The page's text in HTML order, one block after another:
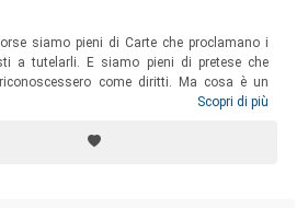
siamo pieni di Carte che proclamano i
a tutelarli. E siamo pieni di pretese che
come diritti. Ma cosa è un
diritto che rivendichiamo si concilia con le
le incrostazioni che due secoli di
sul tema dei diritti.
Scopri di più